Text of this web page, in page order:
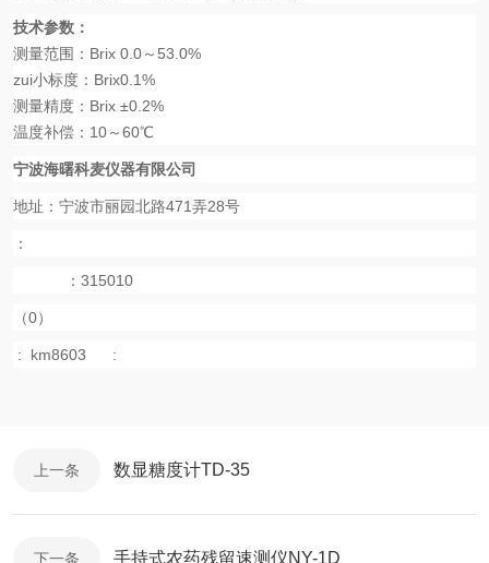
技术参数：
测量范围： Brix 0.0～ 53.0%
zui小标度： Brix0.1%
测量精度： Brix ±0.2%
温度补偿： 10～60℃
宁波海曙科麦仪器有限公司
地址：宁波市丽园北路471弄28号
：
：315010
（0）
: km8603 :
上一条 数显糖度计TD-35
下一条 手持式农药残留速测仪NY-1D